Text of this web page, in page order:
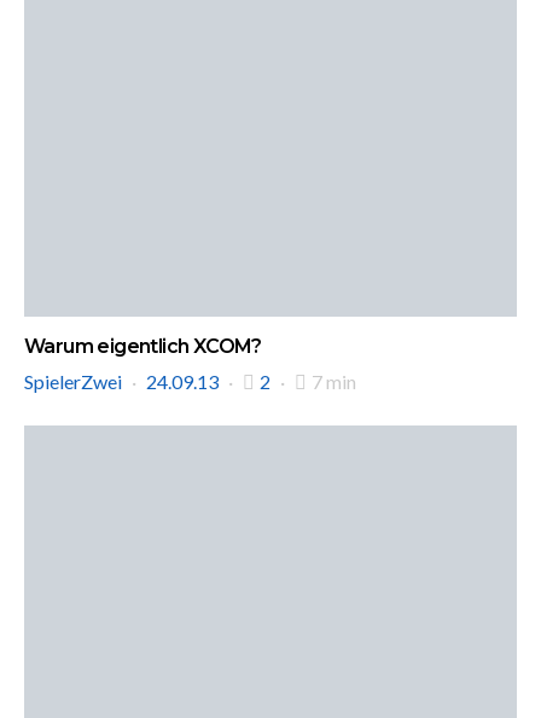
Warum eigentlich XCOM?
SpielerZwei
24.09.13 2 7 min